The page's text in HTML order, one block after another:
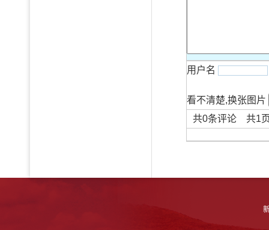
用户名
看不清楚,换张图片
共0条评论 共1